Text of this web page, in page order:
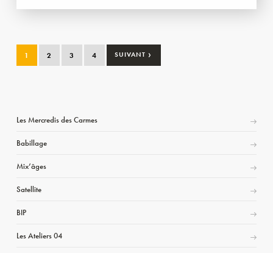
1 2 3 4 SUIVANT ›
Les Mercredis des Carmes
Babillage
Mix’âges
Satellite
BIP
Les Ateliers 04